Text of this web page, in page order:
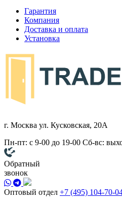
Гарантия
Компания
Доставка и оплата
Установка
г. Москва ул. Кусковская, 20А
Пн-пт: с 9-00 до 19-00 Сб-вс:
Обратный
звонок
Оптовый отдел +7 (495) 104-70-